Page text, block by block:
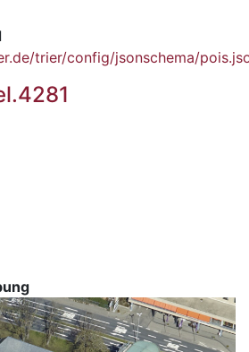
trier/config/jsonschema/